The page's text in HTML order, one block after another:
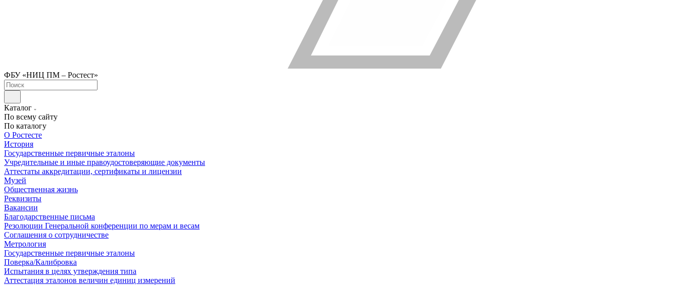
ФБУ «НИЦ ПМ – Ростест»
Каталог
По всему сайту
По каталогу
О Ростесте
История
Государственные первичные эталоны
Учредительные и иные правоудостоверяющие документы
Аттестаты аккредитации, сертификаты и лицензии
Музей
Общественная жизнь
Реквизиты
Вакансии
Благодарственные письма
Резолюции Генеральной конференции по мерам и весам
Соглашения о сотрудничестве
Метрология
Государственные первичные эталоны
Поверка/Калибровка
Испытания в целях утверждения типа
Аттестация эталонов величин единиц измерений